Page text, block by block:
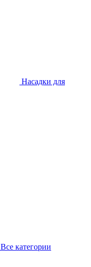
Насадки для
Все категории